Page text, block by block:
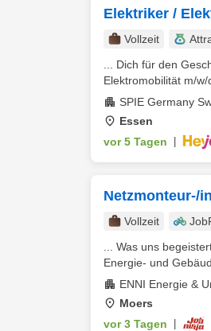
Elektriker /
Vollzeit
... Dich für den
Elektromobilität m/w/
SPIE Germany
Essen
vor 5 Tagen
Netzmonteur-/
Vollzeit
... Was uns
Energie- und
ENNI Energie &
Moers
vor 3 Tagen